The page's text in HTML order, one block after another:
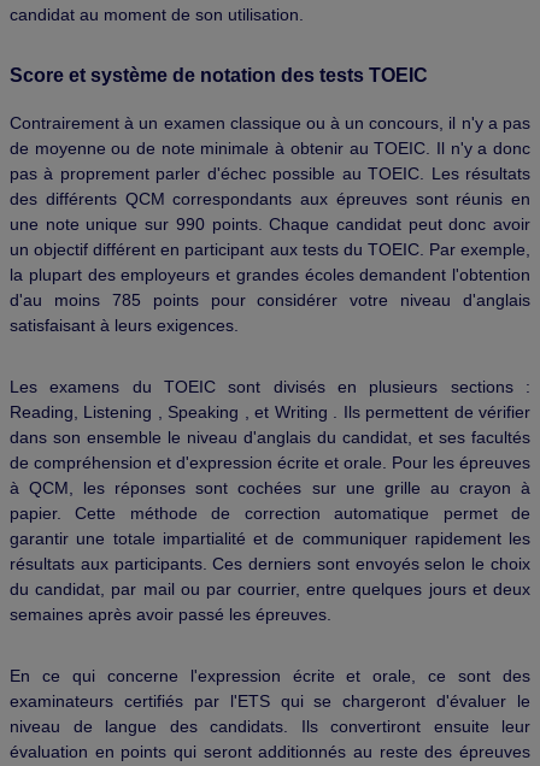
candidat au moment de son utilisation.
Score et système de notation des tests TOEIC
Contrairement à un examen classique ou à un concours, il n'y a pas
de moyenne ou de note minimale à obtenir au TOEIC. Il n'y a donc
pas à proprement parler d'échec possible au TOEIC. Les résultats
des différents QCM correspondants aux épreuves sont réunis en
une note unique sur 990 points. Chaque candidat peut donc avoir
un objectif différent en participant aux tests du TOEIC. Par exemple,
la plupart des employeurs et grandes écoles demandent l'obtention
d'au moins 785 points pour considérer votre niveau d'anglais
satisfaisant à leurs exigences.
Les examens du TOEIC sont divisés en plusieurs sections :
Reading, Listening , Speaking , et Writing . Ils permettent de vérifier
dans son ensemble le niveau d'anglais du candidat, et ses facultés
de compréhension et d'expression écrite et orale. Pour les épreuves
à QCM, les réponses sont cochées sur une grille au crayon à
papier. Cette méthode de correction automatique permet de
garantir une totale impartialité et de communiquer rapidement les
résultats aux participants. Ces derniers sont envoyés selon le choix
du candidat, par mail ou par courrier, entre quelques jours et deux
semaines après avoir passé les épreuves.
En ce qui concerne l'expression écrite et orale, ce sont des
examinateurs certifiés par l'ETS qui se chargeront d'évaluer le
niveau de langue des candidats. Ils convertiront ensuite leur
évaluation en points qui seront additionnés au reste des épreuves